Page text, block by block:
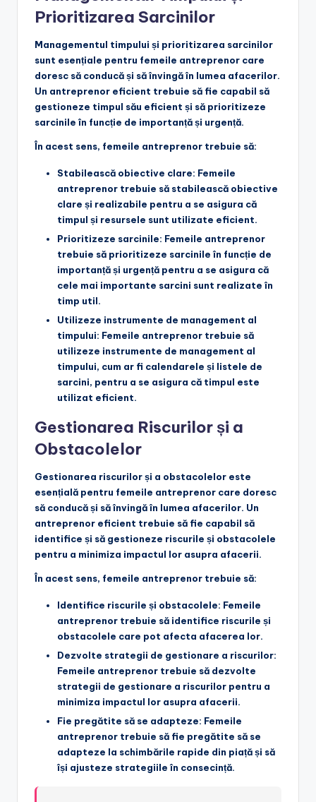
Prioritizarea Sarcinilor
Managementul timpului și prioritizarea sarcinilor
sunt esențiale pentru femeile antreprenor care
doresc să conducă și să învingă în lumea afacerilor.
Un antreprenor eficient trebuie să fie capabil să
gestioneze timpul său eficient și să prioritizeze
sarcinile în funcție de importanță și urgență.
În acest sens, femeile antreprenor trebuie să:
Stabilească obiective clare: Femeile
antreprenor trebuie să stabilească obiective
clare și realizabile pentru a se asigura că
timpul și resursele sunt utilizate eficient.
Prioritizeze sarcinile: Femeile antreprenor
trebuie să prioritizeze sarcinile în funcție de
importanță și urgență pentru a se asigura că
cele mai importante sarcini sunt realizate în
timp util.
Utilizeze instrumente de management al
timpului: Femeile antreprenor trebuie să
utilizeze instrumente de management al
timpului, cum ar fi calendarele și listele de
sarcini, pentru a se asigura că timpul este
utilizat eficient.
Gestionarea Riscurilor și a
Obstacolelor
Gestionarea riscurilor și a obstacolelor este
esențială pentru femeile antreprenor care doresc
să conducă și să învingă în lumea afacerilor. Un
antreprenor eficient trebuie să fie capabil să
identifice și să gestioneze riscurile și obstacolele
pentru a minimiza impactul lor asupra afacerii.
În acest sens, femeile antreprenor trebuie să:
Identifice riscurile și obstacolele: Femeile
antreprenor trebuie să identifice riscurile și
obstacolele care pot afecta afacerea lor.
Dezvolte strategii de gestionare a riscurilor:
Femeile antreprenor trebuie să dezvolte
strategii de gestionare a riscurilor pentru a
minimiza impactul lor asupra afacerii.
Fie pregătite să se adapteze: Femeile
antreprenor trebuie să fie pregătite să se
adapteze la schimbările rapide din piață și să
își ajusteze strategiile în consecință.